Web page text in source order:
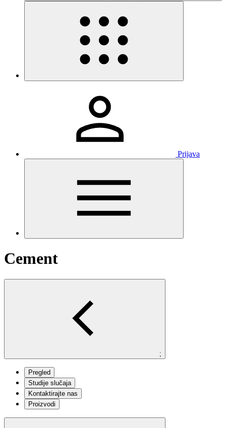
Prijava
Cement
;
Pregled
Studije slučaja
Kontaktirajte nas
Proizvodi